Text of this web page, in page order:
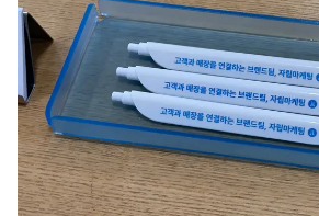
文具/オフィス
スマホ
リビング
ファブリック
スポーツ
スウェッ
トシャツ
フ
ー
アウター パ